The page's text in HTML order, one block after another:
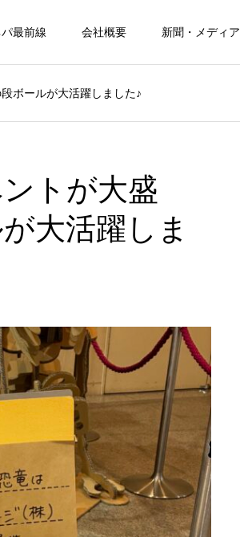
最前線 会社概要 新聞・メディア
ボールが大活躍しました♪
トが大盛
大活躍しま